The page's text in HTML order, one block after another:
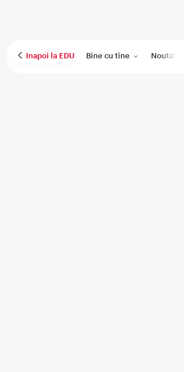
Inapoi la EDU Bine cu tine Noutati